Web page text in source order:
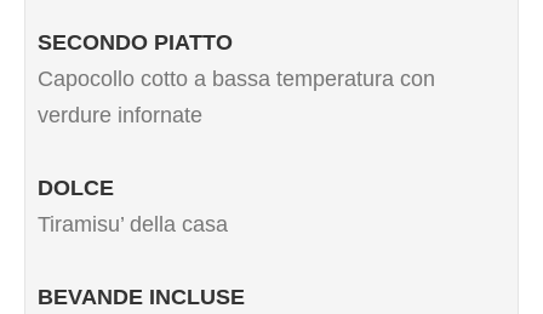
SECONDO PIATTO
Capocollo cotto a bassa temperatura con
verdure infornate
DOLCE
Tiramisu’ della casa
BEVANDE INCLUSE